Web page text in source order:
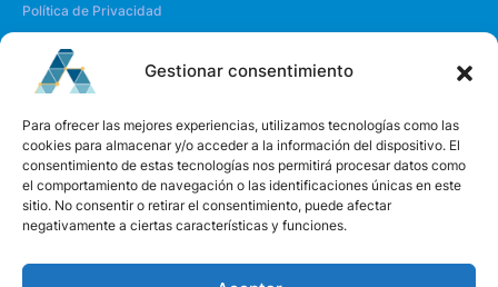
Gestionar consentimiento
Para ofrecer las mejores experiencias, utilizamos tecnologías como las
cookies para almacenar y/o acceder a la información del dispositivo. El
consentimiento de estas tecnologías nos permitirá procesar datos como
el comportamiento de navegación o las identificaciones únicas en este
sitio. No consentir o retirar el consentimiento, puede afectar
negativamente a ciertas características y funciones.
Política de Privacidad
| SOBRE NOSOTROS
Quiénes somos
Envíanos un mensaje